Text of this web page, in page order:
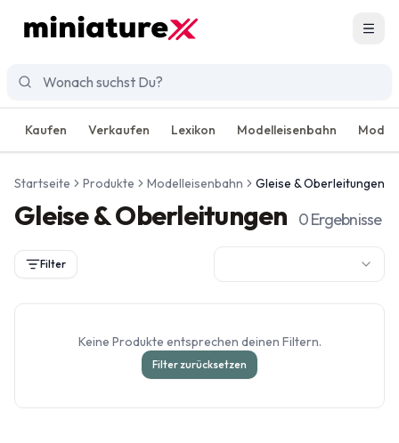
Menü
Kaufen Verkaufen Lexikon Modelleisenbahn
Startseite Produkte Modelleisenbahn Gleise & Oberleitungen
Gleise & Oberleitungen 0Ergebnisse
Filter
Keine Produkte entsprechen deinen Filtern.
Filter zurücksetzen